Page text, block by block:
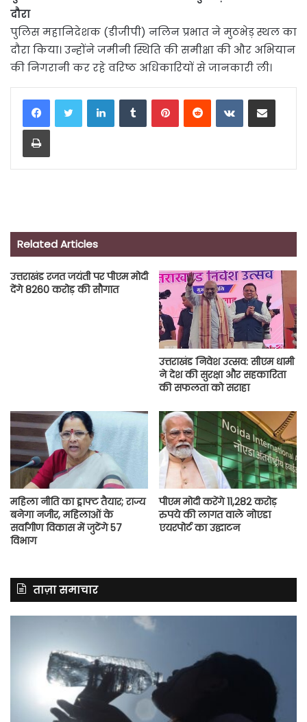
दौरा
पुलिस महानिदेशक (डीजीपी) नलिन प्रभात ने मुठभेड़ स्थल का
दौरा किया। उन्होंने जमीनी स्थिति की समीक्षा की और अभियान
की निगरानी कर रहे वरिष्ठ अधिकारियों से जानकारी ली।
LinkedInTumblrPinterestReddit VKontakteShare via Email
Print
Related Articles
उत्तराखंड रजत जयंती पर पीएम मोदी
देंगे 8260 करोड़ की सौगात
उत्तराखंड निवेश उत्सव: सीएम धामी
ने देश की सुरक्षा और सहकारिता
की सफलता को सराहा
महिला नीति का ड्राफ्ट तैयार; राज्य
बनेगा नजीर, महिलाओं के
सर्वांगीण विकास में जुटेंगे 57
विभाग
पीएम मोदी करेंगे 11,282 करोड़
रुपये की लागत वाले नोएडा
एयरपोर्ट का उद्घाटन
ताज़ा समाचार